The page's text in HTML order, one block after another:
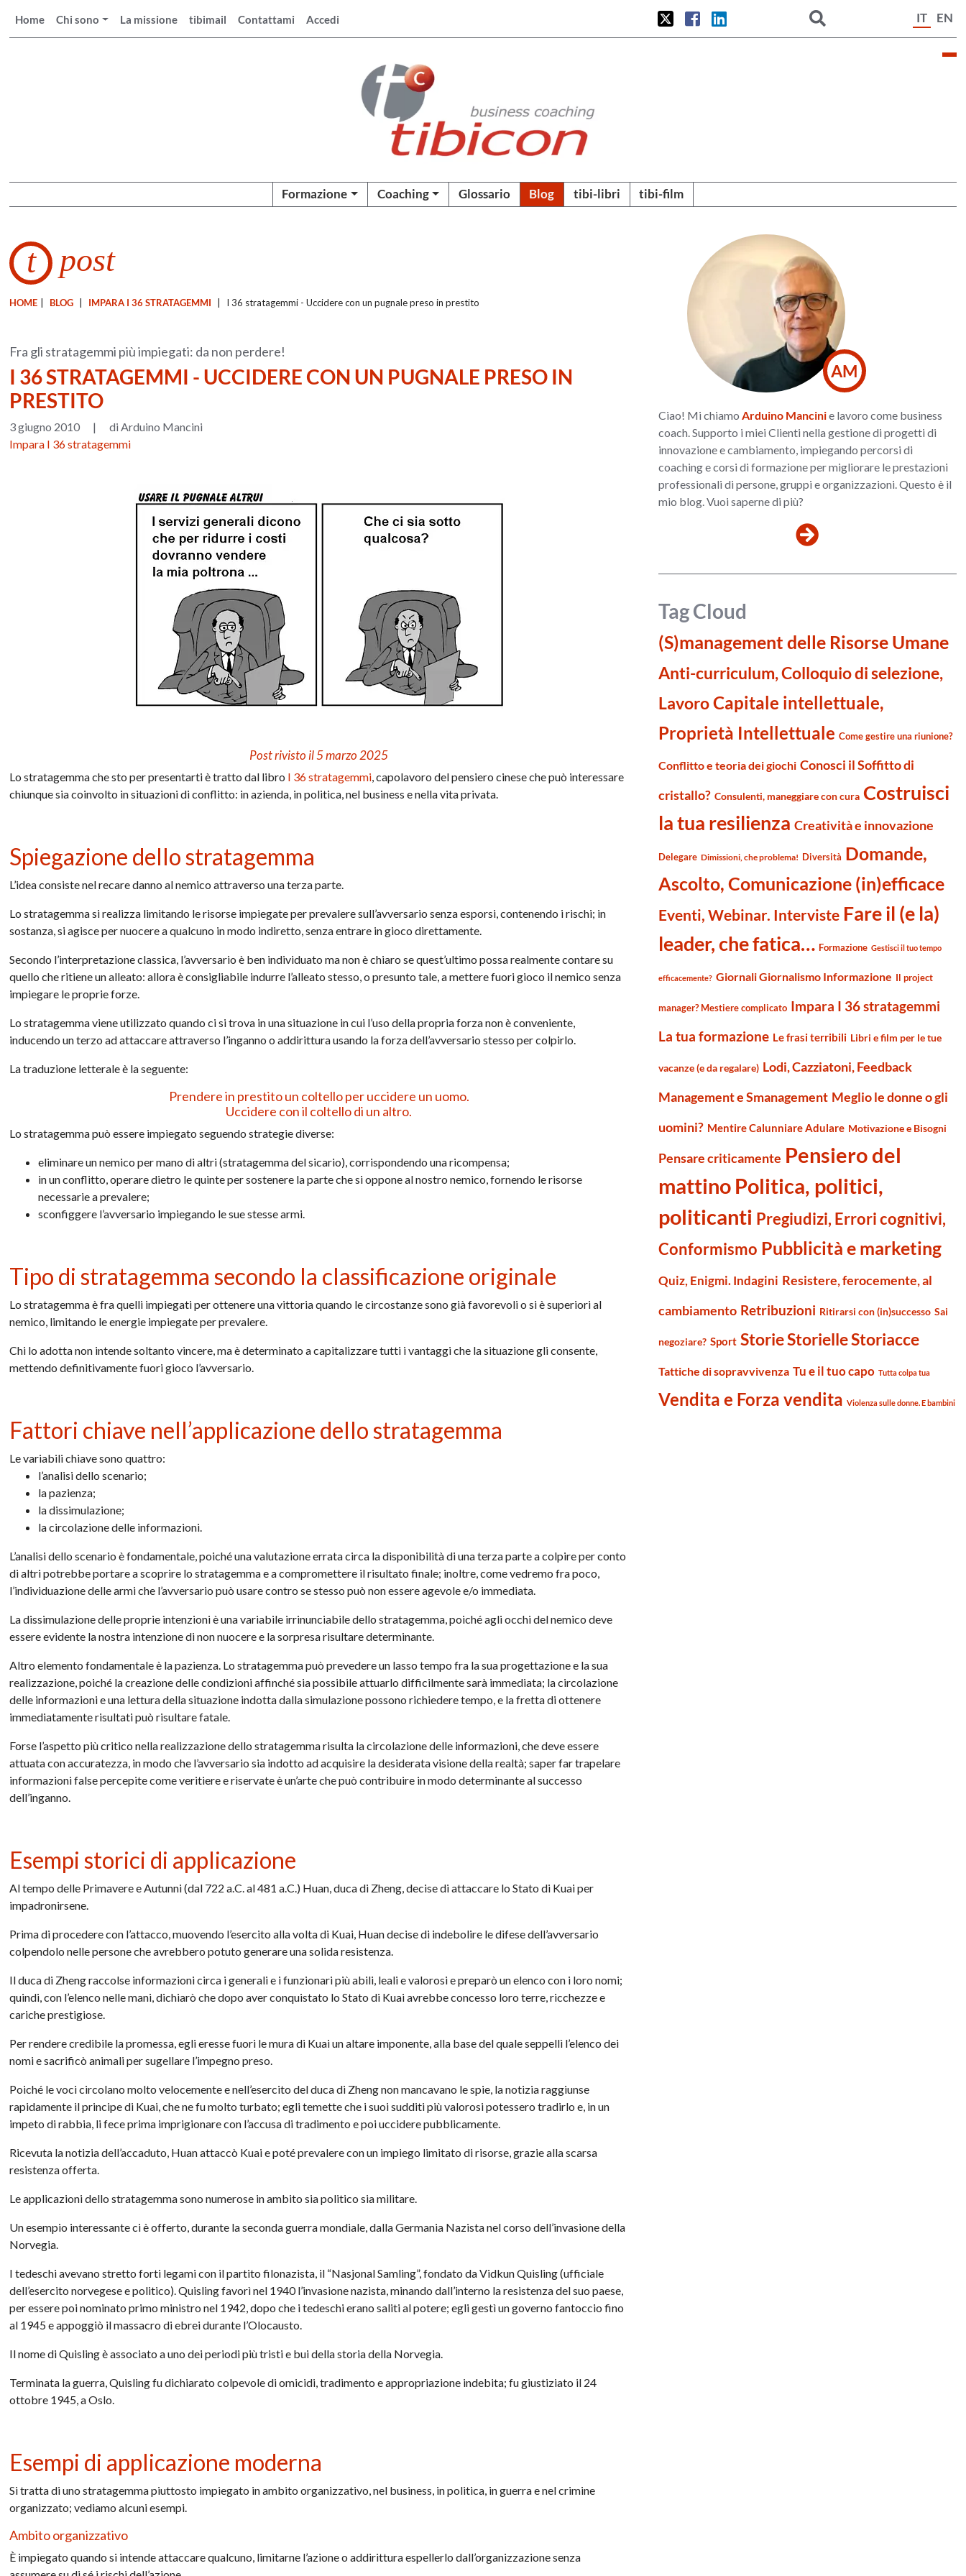
Home Chi sono La missione tibimail Contattami Accedi IT EN
Formazione Coaching Glossario Blog tibi-libri tibi-film
t post
HOME BLOG IMPARA I 36 STRATAGEMMI I 36 stratagemmi - Uccidere con un pugnale preso in prestito
Fra gli stratagemmi più impiegati: da non perdere!
I 36 STRATAGEMMI - UCCIDERE CON UN PUGNALE PRESO IN
PRESTITO
3 giugno 2010 |
di Arduino Mancini
Impara I 36 stratagemmi
Post rivisto il 5 marzo 2025
Lo stratagemma che sto per presentarti è tratto dal libro I 36 stratagemmi, capolavoro del pensiero cinese che può interessare
chiunque sia coinvolto in situazioni di conflitto: in azienda, in politica, nel business e nella vita privata.
Spiegazione dello stratagemma
L’idea consiste nel recare danno al nemico attraverso una terza parte.
Lo stratagemma si realizza limitando le risorse impiegate per prevalere sull’avversario senza esporsi, contenendo i rischi; in
sostanza, si agisce per nuocere a qualcuno in modo indiretto, senza entrare in gioco direttamente.
Secondo l’interpretazione classica, l’avversario è ben individuato ma non è chiaro se quest’ultimo possa realmente contare su
quello che ritiene un alleato: allora è consigliabile indurre l’alleato stesso, o presunto tale, a mettere fuori gioco il nemico senza
impiegare le proprie forze.
Lo stratagemma viene utilizzato quando ci si trova in una situazione in cui l’uso della propria forza non è conveniente,
inducendo un terzo ad attaccare attraverso l’inganno o addirittura usando la forza dell’avversario stesso per colpirlo.
La traduzione letterale è la seguente:
Prendere in prestito un coltello per uccidere un uomo.
Uccidere con il coltello di un altro.
Lo stratagemma può essere impiegato seguendo strategie diverse:
eliminare un nemico per mano di altri (stratagemma del sicario), corrispondendo una ricompensa;
in un conflitto, operare dietro le quinte per sostenere la parte che si oppone al nostro nemico, fornendo le risorse
necessarie a prevalere;
sconfiggere l’avversario impiegando le sue stesse armi.
Tipo di stratagemma secondo la classificazione originale
Lo stratagemma è fra quelli impiegati per ottenere una vittoria quando le circostanze sono già favorevoli o si è superiori al
nemico, limitando le energie impiegate per prevalere.
Chi lo adotta non intende soltanto vincere, ma è determinato a capitalizzare tutti i vantaggi che la situazione gli consente,
mettendo definitivamente fuori gioco l’avversario.
Fattori chiave nell’applicazione dello stratagemma
Le variabili chiave sono quattro:
l’analisi dello scenario;
la pazienza;
la dissimulazione;
la circolazione delle informazioni.
L’analisi dello scenario è fondamentale, poiché una valutazione errata circa la disponibilità di una terza parte a colpire per conto
di altri potrebbe portare a scoprire lo stratagemma e a compromettere il risultato finale; inoltre, come vedremo fra poco,
l’individuazione delle armi che l’avversario può usare contro se stesso può non essere agevole e/o immediata.
La dissimulazione delle proprie intenzioni è una variabile irrinunciabile dello stratagemma, poiché agli occhi del nemico deve
essere evidente la nostra intenzione di non nuocere e la sorpresa risultare determinante.
Altro elemento fondamentale è la pazienza. Lo stratagemma può prevedere un lasso tempo fra la sua progettazione e la sua
realizzazione, poiché la creazione delle condizioni affinché sia possibile attuarlo difficilmente sarà immediata; la circolazione
delle informazioni e una lettura della situazione indotta dalla simulazione possono richiedere tempo, e la fretta di ottenere
immediatamente risultati può risultare fatale.
Forse l’aspetto più critico nella realizzazione dello stratagemma risulta la circolazione delle informazioni, che deve essere
attuata con accuratezza, in modo che l’avversario sia indotto ad acquisire la desiderata visione della realtà; saper far trapelare
informazioni false percepite come veritiere e riservate è un’arte che può contribuire in modo determinante al successo
dell’inganno.
Esempi storici di applicazione
Al tempo delle Primavere e Autunni (dal 722 a.C. al 481 a.C.) Huan, duca di Zheng, decise di attaccare lo Stato di Kuai per
impadronirsene.
Prima di procedere con l’attacco, muovendo l’esercito alla volta di Kuai, Huan decise di indebolire le difese dell’avversario
colpendolo nelle persone che avrebbero potuto generare una solida resistenza.
Il duca di Zheng raccolse informazioni circa i generali e i funzionari più abili, leali e valorosi e preparò un elenco con i loro nomi;
quindi, con l’elenco nelle mani, dichiarò che dopo aver conquistato lo Stato di Kuai avrebbe concesso loro terre, ricchezze e
cariche prestigiose.
Per rendere credibile la promessa, egli eresse fuori le mura di Kuai un altare imponente, alla base del quale seppellì l’elenco dei
nomi e sacrificò animali per sugellare l’impegno preso.
Poiché le voci circolano molto velocemente e nell’esercito del duca di Zheng non mancavano le spie, la notizia raggiunse
rapidamente il principe di Kuai, che ne fu molto turbato; egli temette che i suoi sudditi più valorosi potessero tradirlo e, in un
impeto di rabbia, li fece prima imprigionare con l’accusa di tradimento e poi uccidere pubblicamente.
Ricevuta la notizia dell’accaduto, Huan attaccò Kuai e poté prevalere con un impiego limitato di risorse, grazie alla scarsa
resistenza offerta.
Le applicazioni dello stratagemma sono numerose in ambito sia politico sia militare.
Un esempio interessante ci è offerto, durante la seconda guerra mondiale, dalla Germania Nazista nel corso dell’invasione della
Norvegia.
I tedeschi avevano stretto forti legami con il partito filonazista, il “Nasjonal Samling”, fondato da Vidkun Quisling (ufficiale
dell’esercito norvegese e politico). Quisling favorì nel 1940 l’invasione nazista, minando dall’interno la resistenza del suo paese,
per essere poi nominato primo ministro nel 1942, dopo che i tedeschi erano saliti al potere; egli gestì un governo fantoccio fino
al 1945 e appoggiò il massacro di ebrei durante l’Olocausto.
Il nome di Quisling è associato a uno dei periodi più tristi e bui della storia della Norvegia.
Terminata la guerra, Quisling fu dichiarato colpevole di omicidi, tradimento e appropriazione indebita; fu giustiziato il 24
ottobre 1945, a Oslo.
Esempi di applicazione moderna
Si tratta di uno stratagemma piuttosto impiegato in ambito organizzativo, nel business, in politica, in guerra e nel crimine
organizzato; vediamo alcuni esempi.
Ambito organizzativo
È impiegato quando si intende attaccare qualcuno, limitarne l’azione o addirittura espellerlo dall’organizzazione senza
AM
Ciao! Mi chiamo Arduino Mancinie lavoro come business
coach. Supporto i miei Clienti nella gestione di progetti di
innovazione e cambiamento, impiegando percorsi di
coaching e corsi di formazione per migliorare le prestazioni
professionali di persone, gruppi e organizzazioni. Questo è il
mio blog. Vuoi saperne di più?
Tag Cloud
(S)management delle Risorse Umane
Anti-curriculum, Colloquio di selezione,
LavoroCapitale intellettuale,
Proprietà Intellettuale Come gestire una riunione?
Conflitto e teoria dei giochi Conosci il Soffitto di
cristallo? Consulenti, maneggiare con cura Costruisci
la tua resilienza Creatività e innovazione
Delegare Dimissioni, che problema! Diversità Domande,
Ascolto, Comunicazione (in)efficace
Eventi, Webinar. Interviste Fare il (e la)
leader, che fatica… Formazione Gestisci il tuo tempo
efficacemente? Giornali Giornalismo Informazione Il project
manager? Mestiere complicato Impara I 36 stratagemmi
La tua formazione Le frasi terribili Libri e film per le tue
vacanze (e da regalare) Lodi, Cazziatoni, Feedback
Management e Smanagement Meglio le donne o gli
uomini? Mentire Calunniare Adulare Motivazione e Bisogni
Pensare criticamente Pensiero del
mattino Politica, politici,
politicanti Pregiudizi, Errori cognitivi,
Conformismo Pubblicità e marketing
Quiz, Enigmi. Indagini Resistere, ferocemente, al
cambiamento Retribuzioni Ritirarsi con (in)successo Sai
negoziare? Sport Storie Storielle Storiacce
Tattiche di sopravvivenza Tu e il tuo capo Tutta colpa tua
Vendita e Forza vendita Violenza sulle donne. E bambini